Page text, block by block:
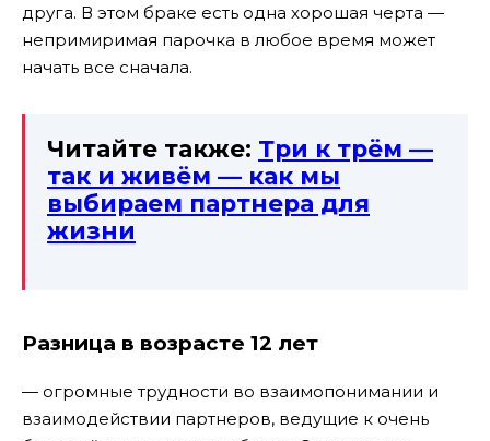
друга. В этом браке есть одна хорошая черта —
непримиримая парочка в любое время может
начать все сначала.
Читайте также: Три к трём —
так и живём — как мы
выбираем партнера для
жизни
Разница в возрасте 12 лет
— огромные трудности во взаимопонимании и
взаимодействии партнеров, ведущие к очень